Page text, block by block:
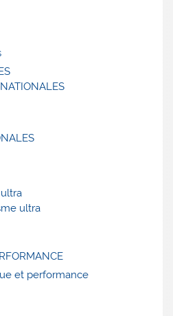
ultra
et performance